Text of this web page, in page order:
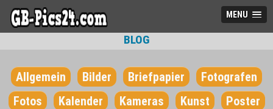
MENU
BLOG
Allgemein Bilder Briefpapier
Fotografen
Fotos
Kalender Kameras Kunst
Poster